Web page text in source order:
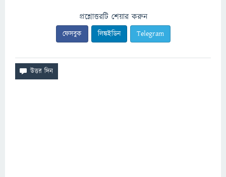
প্রশ্নোত্তরটি শেয়ার করুন
ফেসবুক লিঙ্কইডিন Telegram